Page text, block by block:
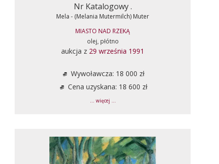
Nr Katalogowy .
Mela - (Melania Mutermilch) Muter
MIASTO NAD RZEKĄ
olej, płótno
aukcja z 29 września 1991
Wywoławcza: 18 000 zł
Cena uzyskana: 18 600 zł
... więcej ...